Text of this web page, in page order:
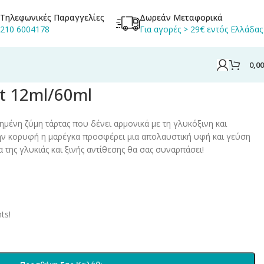
Τηλεφωνικές Παραγγελίες
210 6004178
Δωρεάν Μεταφορικά
Για αγορές > 29€ εντός
12ml/60ml
ζύμη τάρτας που δένει αρμονικά με τη γλυκόξινη και
κορυφή η μαρέγκα προσφέρει μια απολαυστική υφή και γεύση
γλυκιάς και ξινής αντίθεσης θα σας συναρπάσει!